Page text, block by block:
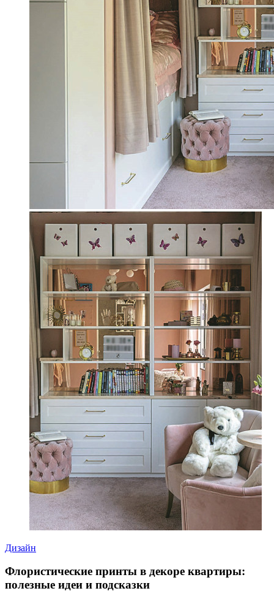
Дизайн
Флористические принты в декоре квартиры:
полезные идеи и подсказки